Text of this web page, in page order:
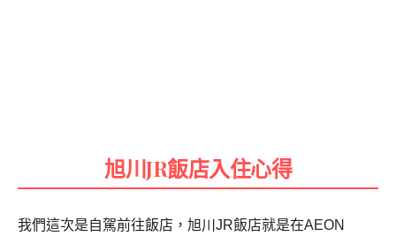
旭川JR飯店入住心得
我們這次是自駕前往飯店，旭川JR飯店就是在AEON